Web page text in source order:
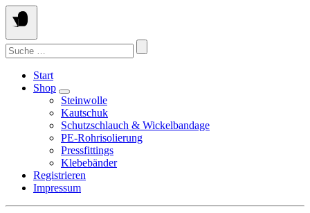
Springen
Sie
zum
Inhalt
Suchen
nach:
Start
Shop
Steinwolle
Kautschuk
Schutzschlauch & Wickelbandage
PE-Rohrisolierung
Pressfittings
Klebebänder
Registrieren
Impressum